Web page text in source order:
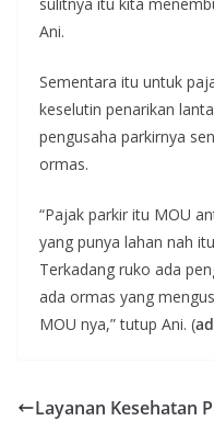
Ani.
Sementara itu untuk
keselutin penarikan
pengusaha parkirnya
ormas.
“Pajak parkir itu MOU
yang punya lahan nah
Terkadang ruko ada
ada ormas yang
MOU nya,” tutup Ani. (
Layanan Kesehatan